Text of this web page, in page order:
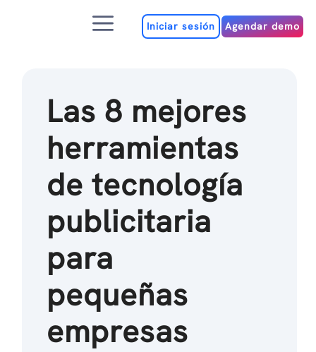
MenúIniciar sesión Agendar demo
Las 8 mejores
herramientas
de tecnología
publicitaria
para
pequeñas
empresas